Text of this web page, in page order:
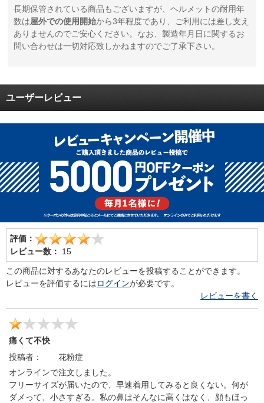
長期保管されている商品もございますが、ヘルメットの耐用年
数は屋外での使用開始から3年程度であり、ご利用には差し支え
ありませんのでご安心ください。なお、製造年月日に関するお
問い合わせは一切対応致しかねますのでご了承下さい。
ユーザーレビュー
評価：
レビュー数：
15
この商品に対するあなたのレビューを投稿することができます。
レビューを評価するにはログインが必要です。
レビューを書く
痛くて不快
投稿者：
花粉症
オンラインで注文しました。
フリーサイズが届いたので、早速着用してみると良くない。何が
ダメって、小さすぎる。私の鼻はそんなに高くはなく、顔もほっ